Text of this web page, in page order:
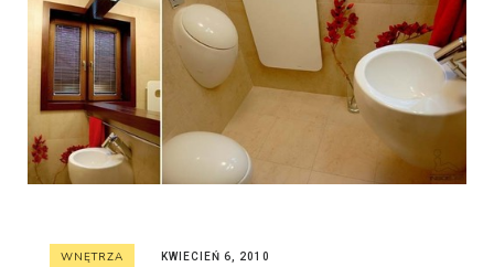
WNĘTRZA KWIECIEŃ 6, 2010